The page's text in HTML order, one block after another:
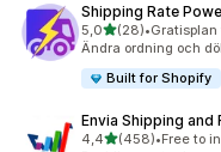
Shipping Rate
5,0av 5 stjärnor
(28)
28 recensioner totalt
•
Ändra ordning och
Built for Shopify
Envia Shipping and
4,4av 5 stjärnor
(458)
458 recensioner
•Free to